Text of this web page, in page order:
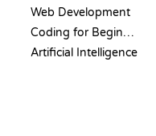
Web Development
Coding for Beginners
Artificial Intelligence